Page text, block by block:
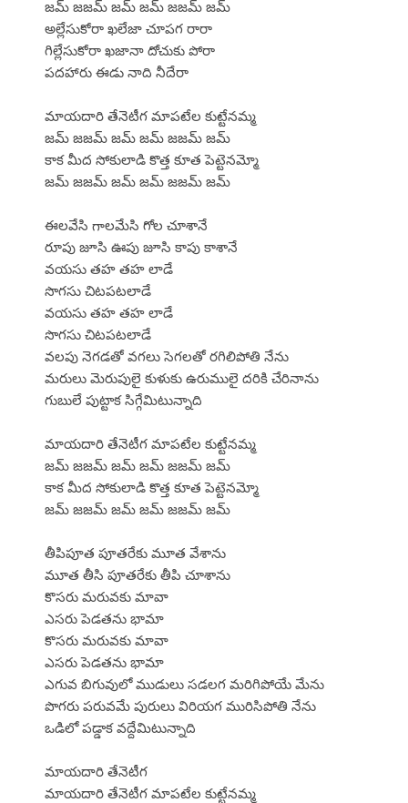
జమ్ జజమ్ జమ్ జమ్ జజమ్ జమ్
అల్లేసుకోరా ఖలేజా చూపగ రారా
గిల్లేసుకోరా ఖజానా దోచుకు పోరా
పదహారు ఈడు నాది నీదేరా
మాయదారి తేనెటీగ మాపటేల కుట్టేనమ్మ
జమ్ జజమ్ జమ్ జమ్ జజమ్ జమ్
కాక మీద సోకులాడి కొత్త కూత పెట్టెనమ్మో
జమ్ జజమ్ జమ్ జమ్ జజమ్ జమ్
ఈలవేసి గాలమేసి గోల చూశానే
రూపు జూసి ఊపు జూసి కాపు కాశానే
వయసు తహ తహ లాడే
సొగసు చిటపటలాడే
వయసు తహ తహ లాడే
సొగసు చిటపటలాడే
వలపు నెగడతో వగలు సెగలతో రగిలిపోతి నేను
మరులు మెరుపులై కుళుకు ఉరుములై దరికి చేరినాను
గుబులే పుట్టాక సిగ్గేమిటున్నాది
మాయదారి తేనెటీగ మాపటేల కుట్టేనమ్మ
జమ్ జజమ్ జమ్ జమ్ జజమ్ జమ్
కాక మీద సోకులాడి కొత్త కూత పెట్టెనమ్మో
జమ్ జజమ్ జమ్ జమ్ జజమ్ జమ్
తీపిపూత పూతరేకు మూత వేశాను
మూత తీసి పూతరేకు తీపి చూశాను
కొసరు మరువకు మావా
ఎసరు పెడతను భామా
కొసరు మరువకు మావా
ఎసరు పెడతను భామా
ఎగువ బిగువులో ముడులు సడలగ మరిగిపోయే మేను
పొగరు పరువమే పురులు విరియగ మురిసిపోతి నేను
ఒడిలో పడ్డాక వద్దేమిటున్నాది
మాయదారి తేనెటీగ
మాయదారి తేనెటీగ మాపటేల కుట్టేనమ్మ